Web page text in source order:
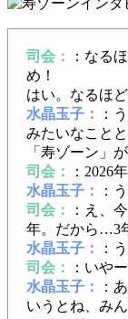
司会：
：なる
め！
はい。なるほど
水晶玉子：
：
みたいなこと
「寿ゾーン」
司会：
：2026
水晶玉子：
：
司会：
：え、
年。だから…3
水晶玉子：
：
司会：
：いや
水晶玉子：
：
いうとね、み